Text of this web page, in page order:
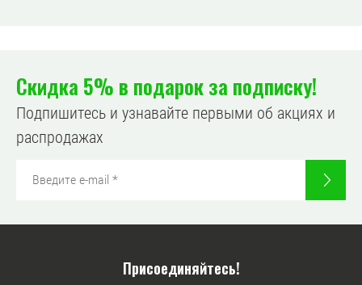
Скидка 5% в подарок за подписку!
Подпишитесь и узнавайте первыми об акциях и
распродажах
Присоединяйтесь!